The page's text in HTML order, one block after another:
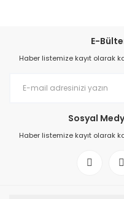
E-
Haber listemize kayıt olarak
Sosyal
Haber listemize kayıt olarak